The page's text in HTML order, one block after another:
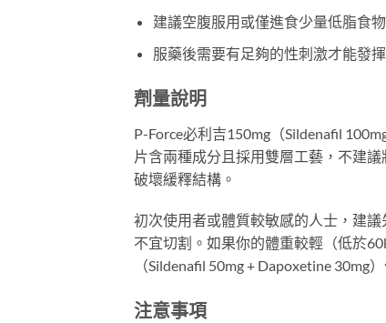
建議空腹服用或僅進食少量低脂食物
服藥後需要有足夠的性刺激才能發
劑量說明
P-Force必利吉150mg（Sildenafil
片含兩種成分且採用雙層工藝，不建
破壞緩釋結構。
初次使用者或體質較敏感的人士，建
不宜切割。如果你的體重較輕（低於
（Sildenafil 50mg + Dapoxetine 30mg
注意事項